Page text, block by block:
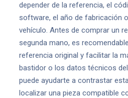
depender de la referencia, el
software, el año de fabricación
vehículo. Antes de comprar un
segunda mano, es
referencia original y facilitar la
bastidor o los datos técnicos
puede ayudarte a contrastar
localizar una pieza compatible